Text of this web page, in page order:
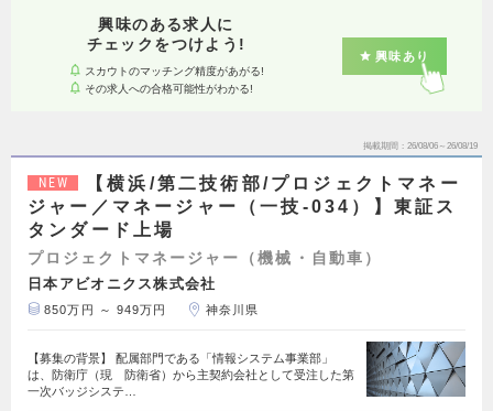
興味のある求人に
チェックをつけよう!
スカウトのマッチング精度があがる!
その求人への合格可能性がわかる!
興味あり
掲載期間 26/08/06～26/08/19
NEW
【横浜/第二技術部/プロジェクトマネー
ジャー／マネージャー（一技-034）】東証ス
タンダード上場
プロジェクトマネージャー（機械・自動車）
日本アビオニクス株式会社
850万円 ～ 949万円 神奈川県
【募集の背景】 配属部門である「情報システム事業部」
は、防衛庁（現 防衛省）から主契約会社として受注した第
一次バッジシステ…